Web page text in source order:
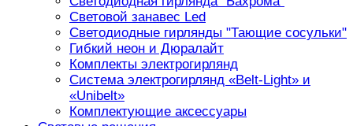
Световой занавес Led
Светодиодные гирлянды "Тающие сосульки"
Гибкий неон и Дюралайт
Комплекты электрогирлянд
Система электрогирлянд «Belt-Light» и
«Unibelt»
Комплектующие аксессуары